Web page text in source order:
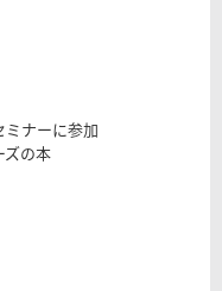
ナーに参加
ズの本